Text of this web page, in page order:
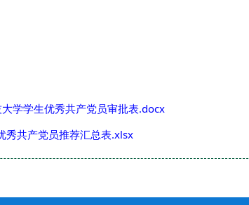
学学生优秀共产党员审批表.docx
秀共产党员推荐汇总表.xlsx